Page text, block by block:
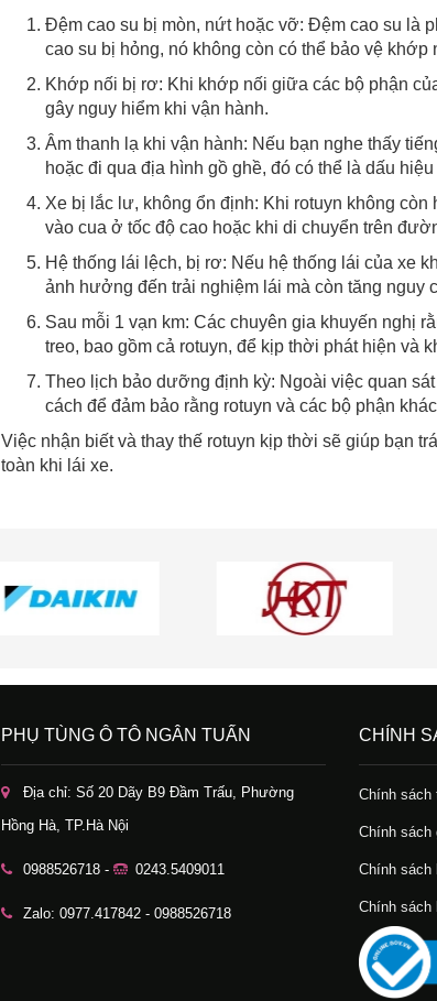
Đệm cao su bị mòn, nứt hoặc vỡ: Đệm cao su là
cao su bị hỏng, nó không còn có thể bảo vệ
Khớp nối bị rơ: Khi khớp nối giữa các bộ phận
gây nguy hiểm khi vận hành.
Âm thanh lạ khi vận hành: Nếu bạn nghe thấy
hoặc đi qua địa hình gồ ghề, đó có thể là dấu
Xe bị lắc lư, không ổn định: Khi rotuyn không
vào cua ở tốc độ cao hoặc khi di chuyển trên
Hệ thống lái lệch, bị rơ: Nếu hệ thống lái của xe
ảnh hưởng đến trải nghiệm lái mà còn tăng nguy
Sau mỗi 1 vạn km: Các chuyên gia khuyến nghị
treo, bao gồm cả rotuyn, để kịp thời phát hiện và
Theo lịch bảo dưỡng định kỳ: Ngoài việc quan
cách để đảm bảo rằng rotuyn và các bộ phận
Việc nhận biết và thay thế rotuyn kịp thời sẽ giúp bạn
toàn khi lái xe.
PHỤ TÙNG Ô TÔ NGÂN TUẤN
Địa chỉ: Số 20 Dãy B9 Đầm Trấu, Phường
Hồng Hà, TP.Hà Nội
0988526718 - 0243.5409011
Zalo: 0977.417842 - 0988526718
CHÍNH
Chính sách
Chính sách
Chính sách
Chính sách